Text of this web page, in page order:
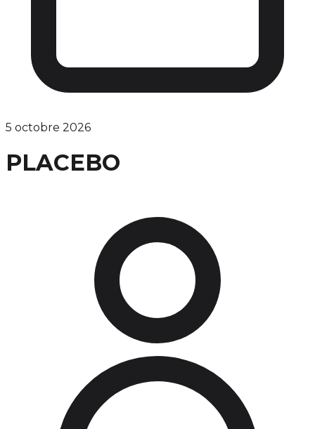
5 octobre 2026
PLACEBO